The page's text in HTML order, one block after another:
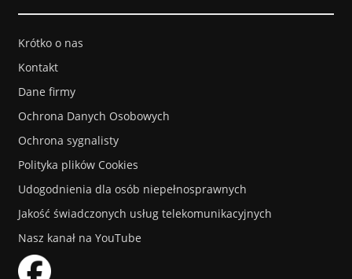
Krótko o nas
Kontakt
Dane firmy
Ochrona Danych Osobowych
Ochrona sygnalisty
Polityka plików Cookies
Udogodnienia dla osób niepełnosprawnych
Jakość świadczonych usług telekomunikacyjnych
Nasz kanał na YouTube